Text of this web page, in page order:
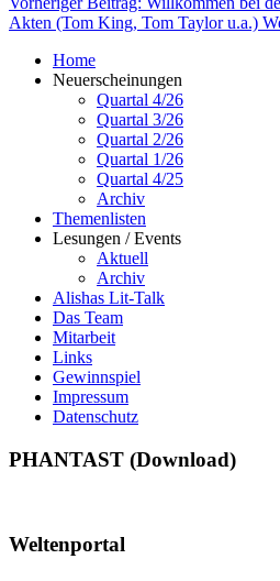
Akten (Tom King, Tom Taylor u.a.)
Home
Neuerscheinungen
Quartal 4/26
Quartal 3/26
Quartal 2/26
Quartal 1/26
Quartal 4/25
Archiv
Themenlisten
Lesungen / Events
Aktuell
Archiv
Alishas Lit-Talk
Das Team
Mitarbeit
Links
Gewinnspiel
Impressum
Datenschutz
PHANTAST (Download)
Weltenportal